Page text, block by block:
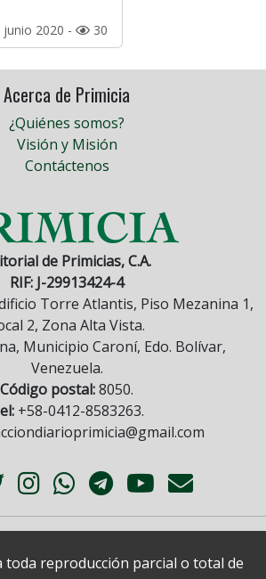
junio 2020 - 30
Acerca de Primicia
¿Quiénes somos?
Visión y Misión
Contáctenos
de Primicias, C.A.
RIF: J-29913424-4
Torre Atlantis, Piso Mezanina 1,
2, Zona Alta Vista.
Municipio Caroní, Edo. Bolívar,
Venezuela.
Código postal:8050.
+58-0412-8583263.
toda reproducción parcial o total de